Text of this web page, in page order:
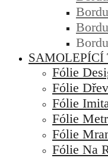
SAMOLEPÍCÍ
Fólie
Fólie
Fólie
Fólie
Fólie
Fólie Na